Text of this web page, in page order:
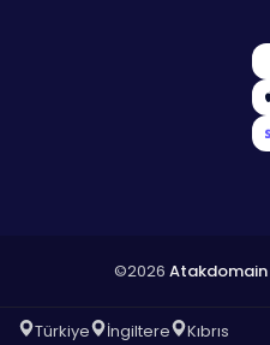
©2026 Atakdomain
Türkiye İngiltere
Kıbrıs